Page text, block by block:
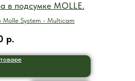
в подсумке MOLLE.
Molle System - Multicam
р.